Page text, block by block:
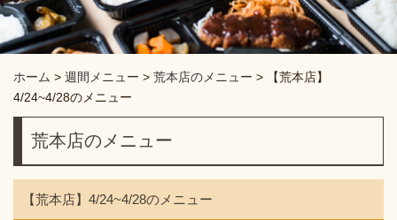
ホーム > 週間メニュー > 荒本店のメニュー >
【荒本店】
4/24~4/28のメニュー
荒本店のメニュー
【荒本店】4/24~4/28のメニュー